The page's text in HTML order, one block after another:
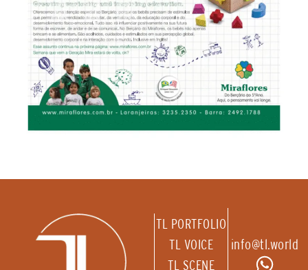
TL PORTFOLIO
TL VOICE
TL SCENE
info@tl.world